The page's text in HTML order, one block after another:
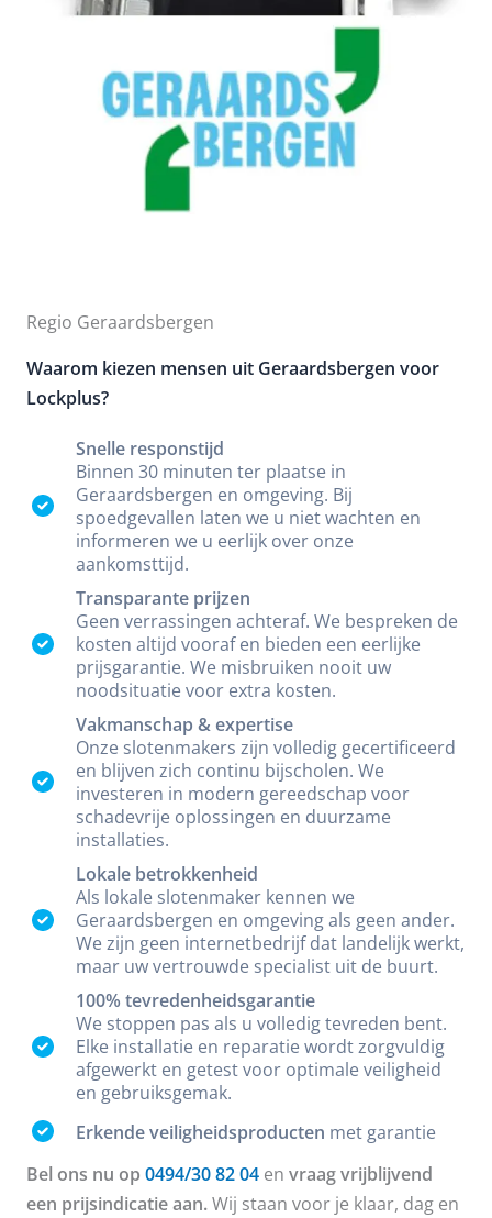
Regio Geraardsbergen
Waarom kiezen mensen uit Geraardsbergen voor
Lockplus?
Snelle responstijd
Binnen 30 minuten ter plaatse in
Geraardsbergen en omgeving. Bij
spoedgevallen laten we u niet wachten en
informeren we u eerlijk over onze
aankomsttijd.
Transparante prijzen
Geen verrassingen achteraf. We bespreken de
kosten altijd vooraf en bieden een eerlijke
prijsgarantie. We misbruiken nooit uw
noodsituatie voor extra kosten.
Vakmanschap & expertise
Onze slotenmakers zijn volledig gecertificeerd
en blijven zich continu bijscholen. We
investeren in modern gereedschap voor
schadevrije oplossingen en duurzame
installaties.
Lokale betrokkenheid
Als lokale slotenmaker kennen we
Geraardsbergen en omgeving als geen ander.
We zijn geen internetbedrijf dat landelijk werkt,
maar uw vertrouwde specialist uit de buurt.
100% tevredenheidsgarantie
We stoppen pas als u volledig tevreden bent.
Elke installatie en reparatie wordt zorgvuldig
afgewerkt en getest voor optimale veiligheid
en gebruiksgemak.
Erkende veiligheidsproducten met garantie
Bel ons nu op 0494/30 82 04 en vraag vrijblijvend
een prijsindicatie aan.Wij staan voor je klaar, dag en